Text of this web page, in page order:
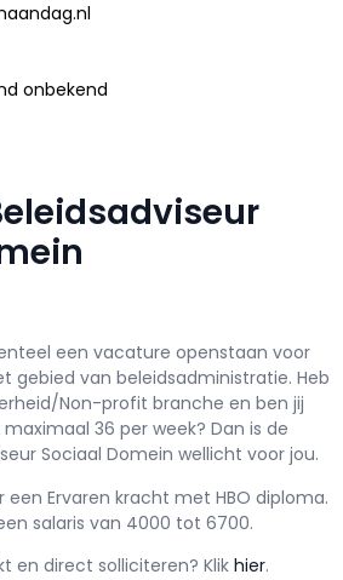
onbekend
een vacature openstaan voor
gebied van beleidsadministratie. Heb
Non-profit branche en ben jij
maximaal 36 per week? Dan is de
Sociaal Domein wellicht voor jou.
een Ervaren kracht met HBO diploma.
salaris van 4000 tot 6700.
en direct solliciteren? Klik hier.